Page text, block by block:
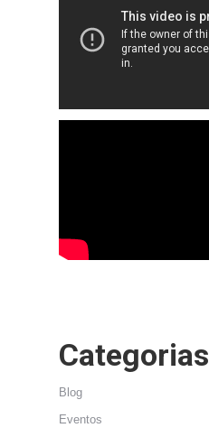
Categorias
Blog
Eventos